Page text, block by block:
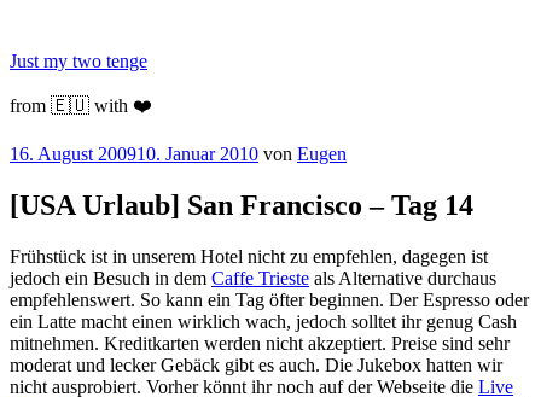
springen
Just my two tenge
from 🇪🇺 with ❤️
Veröffentlicht
16. August 200910. Januar 2010 von Eugen
[USA Urlaub] San Francisco – Tag 14
Frühstück ist in unserem Hotel nicht zu empfehlen, dagegen ist
jedoch ein Besuch in dem Caffe Trieste als Alternative durchaus
empfehlenswert. So kann ein Tag öfter beginnen. Der Espresso oder
ein Latte macht einen wirklich wach, jedoch solltet ihr genug Cash
mitnehmen. Kreditkarten werden nicht akzeptiert. Preise sind sehr
moderat und lecker Gebäck gibt es auch. Die Jukebox hatten wir
nicht ausprobiert. Vorher könnt ihr noch auf der Webseite die Live